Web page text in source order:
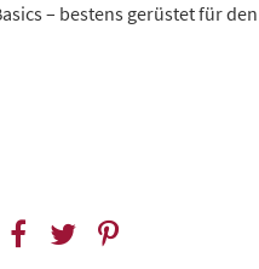
– bestens gerüstet für den